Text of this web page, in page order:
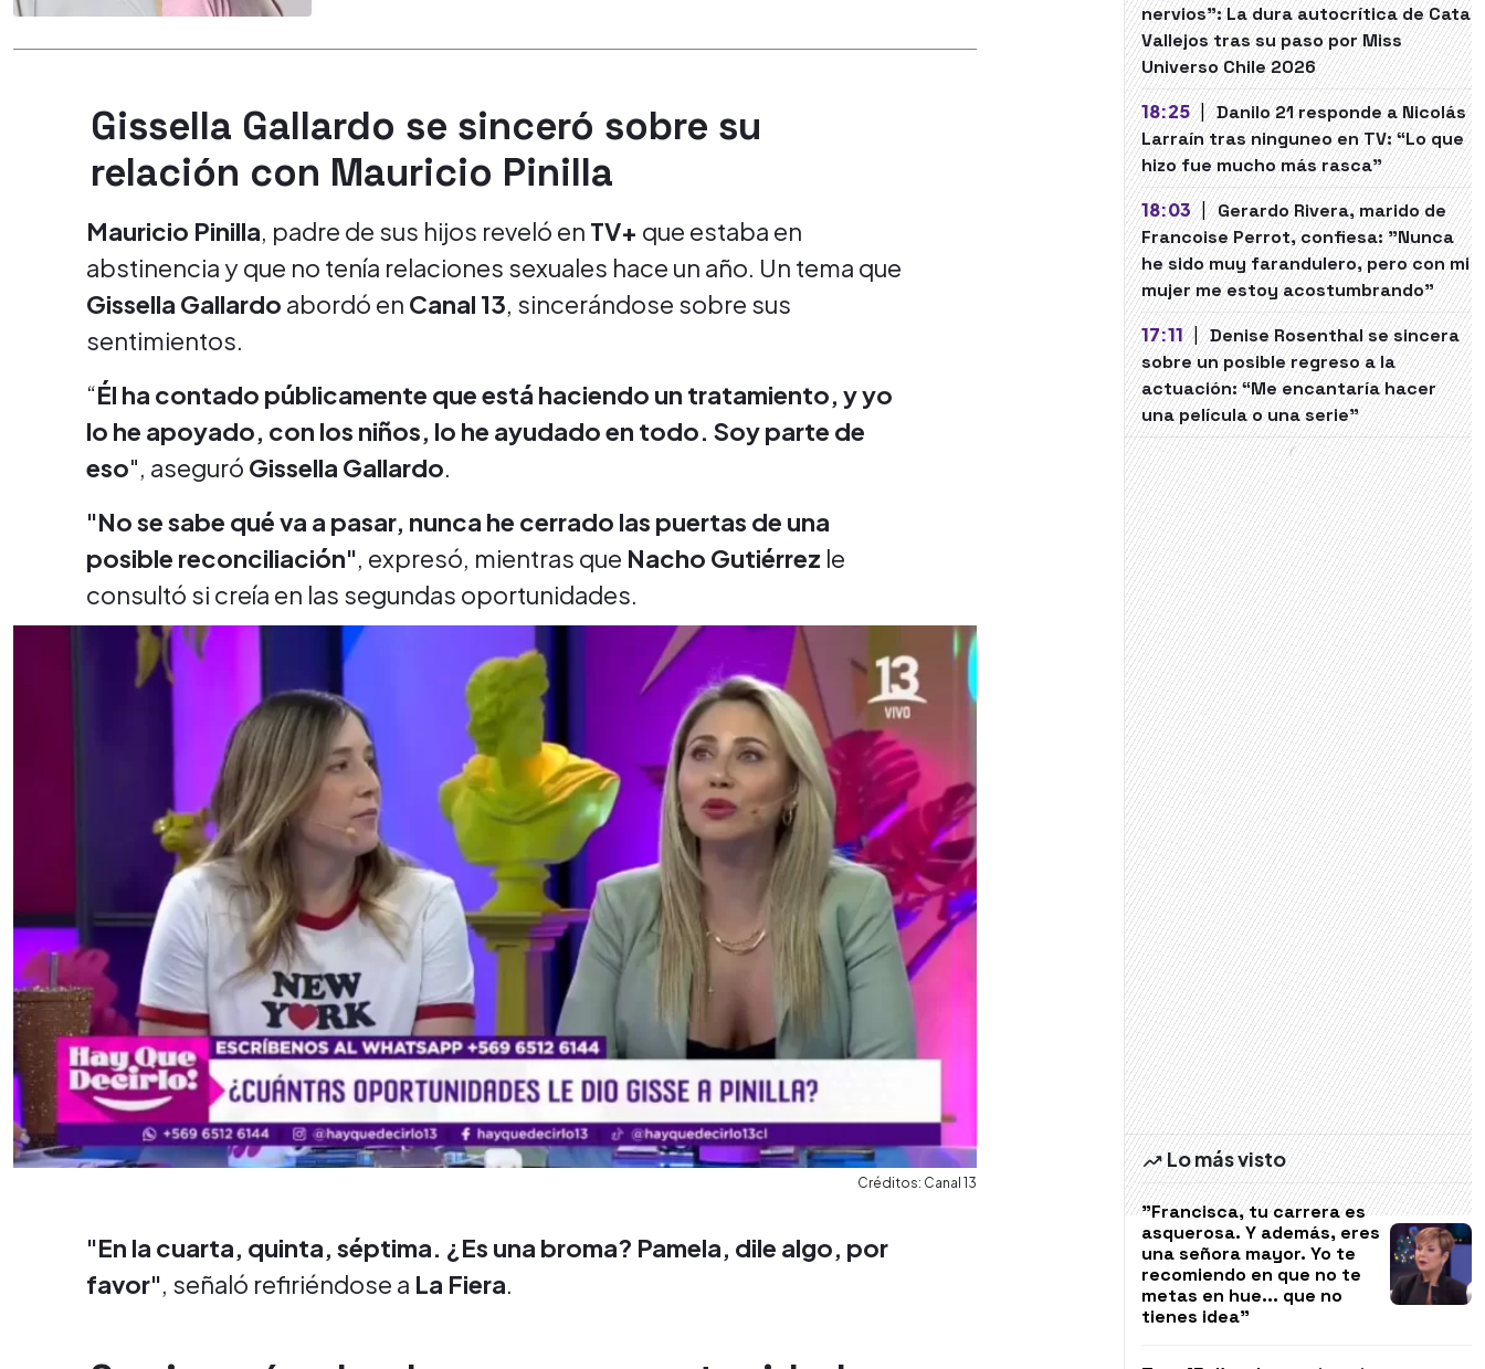
Gissella Gallardo se sinceró sobre su
relación con Mauricio Pinilla
Mauricio Pinilla, padre de sus hijos reveló en TV+ que estaba en
abstinencia y que no tenía relaciones sexuales hace un año. Un tema que
Gissella Gallardo abordó en Canal 13, sincerándose sobre sus
sentimientos.
“Él ha contado públicamente que está haciendo un tratamiento, y yo
lo he apoyado, con los niños, lo he ayudado en todo. Soy parte de
eso", aseguró Gissella Gallardo.
"No se sabe qué va a pasar, nunca he cerrado las puertas de una
posible reconciliación", expresó, mientras que Nacho Gutiérrez le
consultó si creía en las segundas oportunidades.
Créditos: Canal 13
"En la cuarta, quinta, séptima. ¿Es una broma? Pamela, dile algo, por
favor", señaló refiriéndose a La Fiera.
nervios": La dura autocrítica de Cata
Vallejos tras su paso por Miss
Universo Chile 2026
18:25 | Danilo 21 responde a Nicolás
Larraín tras ninguneo en TV: “Lo que
hizo fue mucho más rasca”
18:03 | Gerardo Rivera, marido de
Francoise Perrot, confiesa: "Nunca
he sido muy farandulero, pero con mi
mujer me estoy acostumbrando"
17:11 | Denise Rosenthal se sincera
sobre un posible regreso a la
actuación: “Me encantaría hacer
una película o una serie"
Lo más visto
"Francisca, tu carrera es
asquerosa. Y además, eres
una señora mayor. Yo te
recomiendo en que no te
metas en hue... que no
tienes idea"